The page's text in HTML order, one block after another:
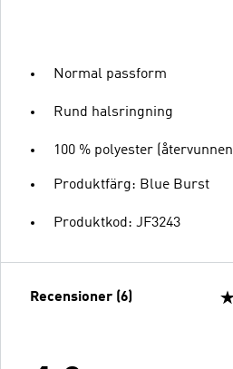
Normal passform
Rund halsringning
100 % polyester (återvunnen)
Produktfärg: Blue Burst
Produktkod: JF3243
Recensioner (6)